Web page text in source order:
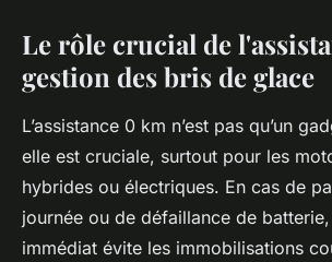
Le rôle crucial de
gestion des bris de glace
L’assistance 0 km n’est pas qu’un
elle est cruciale, surtout pour les
hybrides ou électriques. En cas de
journée ou de défaillance de
immédiat évite les immobilisations